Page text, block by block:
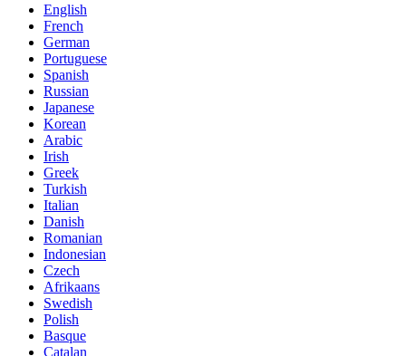
English
French
German
Portuguese
Spanish
Russian
Japanese
Korean
Arabic
Irish
Greek
Turkish
Italian
Danish
Romanian
Indonesian
Czech
Afrikaans
Swedish
Polish
Basque
Catalan